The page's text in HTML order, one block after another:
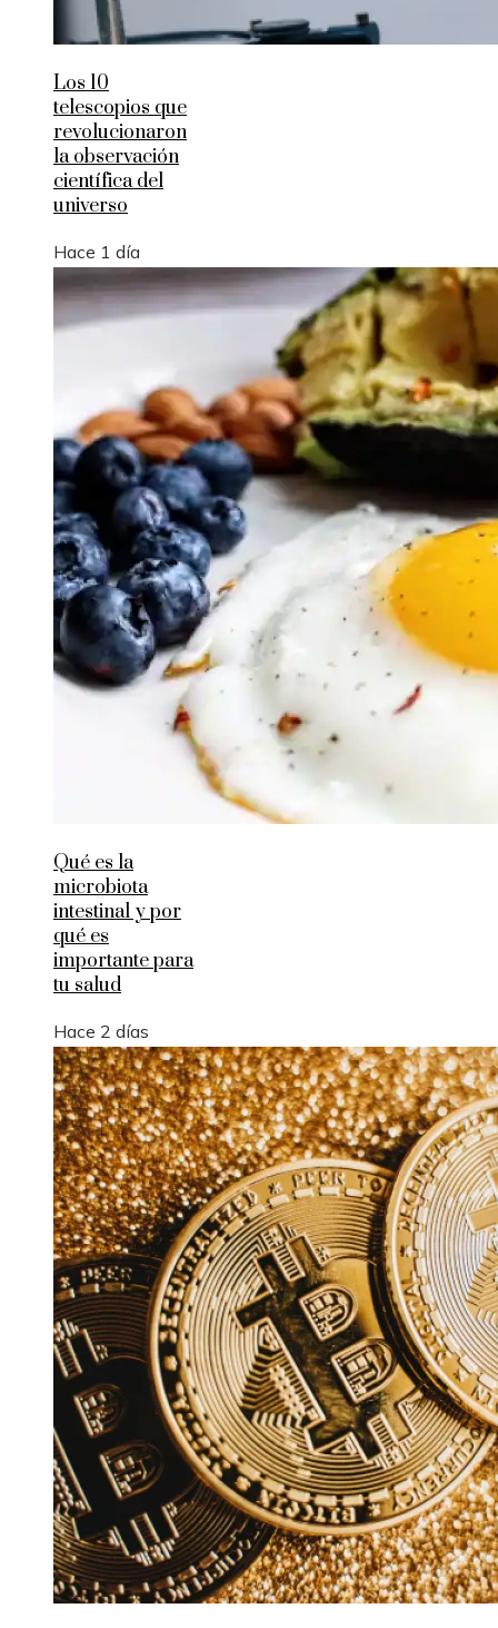
Los 10
telescopios que
revolucionaron
la observación
científica del
universo
Hace 1 día
Qué es la
microbiota
intestinal y por
qué es
importante para
tu salud
Hace 2 días